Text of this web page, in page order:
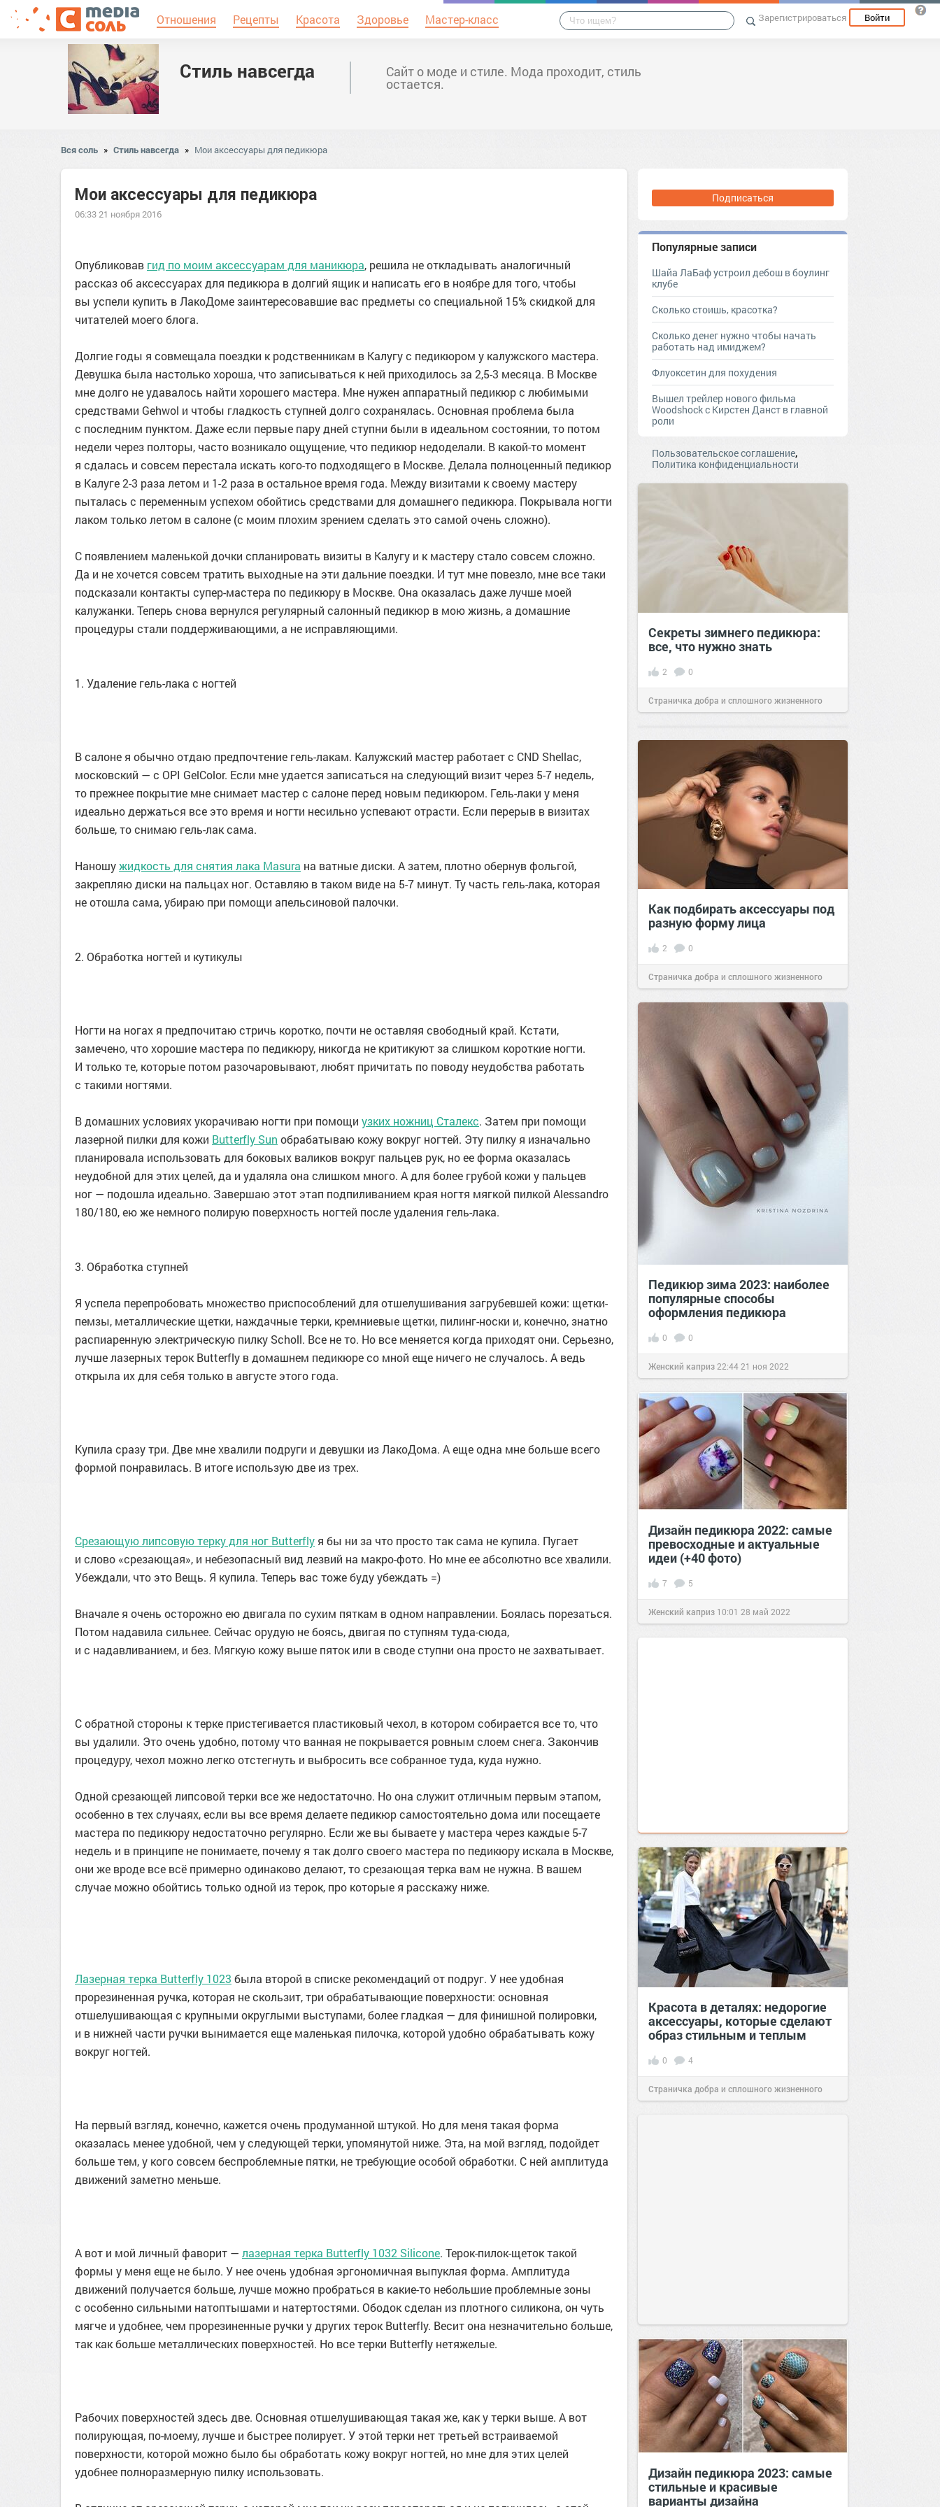
Отношения Рецепты Красота Здоровье Мастер-класс Зарегистрироваться Войти
Стиль навсегда Сайт о моде и стиле. Мода проходит, стиль
остается.
Вся соль » Стиль навсегда » Мои аксессуары для педикюра
Мои аксессуары для педикюра
06:33 21 ноября 2016
Опубликовав гид по моим аксессуарам для маникюра, решила не откладывать аналогичный
рассказ об аксессуарах для педикюра в долгий ящик и написать его в ноябре для того, чтобы
вы успели купить в ЛакоДоме заинтересовавшие вас предметы cо специальной 15% скидкой для
читателей моего блога.
Долгие годы я совмещала поездки к родственникам в Калугу с педикюром у калужского мастера.
Девушка была настолько хороша, что записываться к ней приходилось за 2,5-3 месяца. В Москве
мне долго не удавалось найти хорошего мастера. Мне нужен аппаратный педикюр с любимыми
средствами Gehwol и чтобы гладкость ступней долго сохранялась. Основная проблема была
с последним пунктом. Даже если первые пару дней ступни были в идеальном состоянии, то потом
недели через полторы, часто возникало ощущение, что педикюр недоделали. В какой-то момент
я сдалась и совсем перестала искать кого-то подходящего в Москве. Делала полноценный педикюр
в Калуге 2-3 раза летом и 1-2 раза в остальное время года. Между визитами к своему мастеру
пыталась с переменным успехом обойтись средствами для домашнего педикюра. Покрывала ногти
лаком только летом в салоне (с моим плохим зрением сделать это самой очень сложно).
С появлением маленькой дочки спланировать визиты в Калугу и к мастеру стало совсем сложно.
Да и не хочется совсем тратить выходные на эти дальние поездки. И тут мне повезло, мне все таки
подсказали контакты супер-мастера по педикюру в Москве. Она оказалась даже лучше моей
калужанки. Теперь снова вернулся регулярный салонный педикюр в мою жизнь, а домашние
процедуры стали поддерживающими, а не исправляющими.
1. Удаление гель-лака с ногтей
В салоне я обычно отдаю предпочтение гель-лакам. Калужский мастер работает с CND Shellac,
московский — с OPI GelColor. Если мне удается записаться на следующий визит через 5-7 недель,
то прежнее покрытие мне снимает мастер с салоне перед новым педикюром. Гель-лаки у меня
идеально держаться все это время и ногти несильно успевают отрасти. Если перерыв в визитах
больше, то снимаю гель-лак сама.
Наношужидкость для снятия лака Masura на ватные диски. А затем, плотно обернув фольгой,
закрепляю диски на пальцах ног. Оставляю в таком виде на 5-7 минут. Ту часть гель-лака, которая
не отошла сама, убираю при помощи апельсиновой палочки.
2. Обработка ногтей и кутикулы
Ногти на ногах я предпочитаю стричь коротко, почти не оставляя свободный край. Кстати,
замечено, что хорошие мастера по педикюру, никогда не критикуют за слишком короткие ногти.
И только те, которые потом разочаровывают, любят причитать по поводу неудобства работать
с такими ногтями.
В домашних условиях укорачиваю ногти при помощи узких ножниц Сталекс. Затем при помощи
лазерной пилки для кожи Butterfly Sun обрабатываю кожу вокруг ногтей. Эту пилку я изначально
планировала использовать для боковых валиков вокруг пальцев рук, но ее форма оказалась
неудобной для этих целей, да и удаляла она слишком много. А для более грубой кожи у пальцев
ног — подошла идеально. Завершаю этот этап подпиливанием края ногтя мягкой пилкой Alessandro
180/180, ею же немного полирую поверхность ногтей после удаления гель-лака.
3. Обработка ступней
Я успела перепробовать множество приспособлений для отшелушивания загрубевшей кожи: щетки-
пемзы, металлические щетки, наждачные терки, кремниевые щетки, пилинг-носки и, конечно, знатно
распиаренную электрическую пилку Scholl. Все не то. Но все меняется когда приходят они. Серьезно,
лучше лазерных терок Butterfly в домашнем педикюре со мной еще ничего не случалось. А ведь
открыла их для себя только в августе этого года.
Купила сразу три. Две мне хвалили подруги и девушки из ЛакоДома. А еще одна мне больше всего
формой понравилась. В итоге использую две из трех.
Срезающую липсовую терку для ног Butterfly я бы ни за что просто так сама не купила. Пугает
и слово «срезающая», и небезопасный вид лезвий на макро-фото. Но мне ее абсолютно все хвалили.
Убеждали, что это Вещь. Я купила. Теперь вас тоже буду убеждать =)
Вначале я очень осторожно ею двигала по сухим пяткам в одном направлении. Боялась порезаться.
Потом надавила сильнее. Сейчас орудую не боясь, двигая по ступням туда-сюда,
и с надавливанием, и без. Мягкую кожу выше пяток или в своде ступни она просто не захватывает.
С обратной стороны к терке пристегивается пластиковый чехол, в котором собирается все то, что
вы удалили. Это очень удобно, потому что ванная не покрывается ровным слоем снега. Закончив
процедуру, чехол можно легко отстегнуть и выбросить все собранное туда, куда нужно.
Одной срезающей липсовой терки все же недостаточно. Но она служит отличным первым этапом,
особенно в тех случаях, если вы все время делаете педикюр самостоятельно дома или посещаете
мастера по педикюру недостаточно регулярно. Если же вы бываете у мастера через каждые 5-7
недель и в принципе не понимаете, почему я так долго своего мастера по педикюру искала в Москве,
они же вроде все всё примерно одинаково делают, то срезающая терка вам не нужна. В вашем
случае можно обойтись только одной из терок, про которые я расскажу ниже.
Лазерная терка Butterfly 1023 была второй в списке рекомендаций от подруг. У нее удобная
прорезиненная ручка, которая не скользит, три обрабатывающие поверхности: основная
отшелушивающая с крупными округлыми выступами, более гладкая — для финишной полировки,
и в нижней части ручки вынимается еще маленькая пилочка, которой удобно обрабатывать кожу
вокруг ногтей.
На первый взгляд, конечно, кажется очень продуманной штукой. Но для меня такая форма
оказалась менее удобной, чем у следующей терки, упомянутой ниже. Эта, на мой взгляд, подойдет
больше тем, у кого совсем беспроблемные пятки, не требующие особой обработки. С ней амплитуда
движений заметно меньше.
А вот и мой личный фаворит — лазерная терка Butterfly 1032 Silicone. Терок-пилок-щеток такой
формы у меня еще не было. У нее очень удобная эргономичная выпуклая форма. Амплитуда
движений получается больше, лучше можно пробраться в какие-то небольшие проблемные зоны
с особенно сильными натоптышами и натертостями. Ободок сделан из плотного силикона, он чуть
мягче и удобнее, чем прорезиненные ручки у других терок Butterfly. Весит она незначительно больше,
так как больше металлических поверхностей. Но все терки Butterfly нетяжелые.
Рабочих поверхностей здесь две. Основная отшелушивающая такая же, как у терки выше. А вот
полирующая, по-моему, лучше и быстрее полирует. У этой терки нет третьей встраиваемой
поверхности, которой можно было бы обработать кожу вокруг ногтей, но мне для этих целей
удобнее полноразмерную пилку использовать.
Подписаться
Популярные записи
Шайа ЛаБаф устроил дебош в боулинг
клубе
Сколько стоишь, красотка?
Сколько денег нужно чтобы начать
работать над имиджем?
Флуоксетин для похудения
Вышел трейлер нового фильма
Woodshock с Кирстен Данст в главной
роли
Пользовательское соглашение,
Политика конфиденциальности
Секреты зимнего педикюра:
все, что нужно знать
2 0
Страничка добра и сплошного жизненного
Как подбирать аксессуары под
разную форму лица
2 0
Страничка добра и сплошного жизненного
позитива!07:4024 ноя 2025
Педикюр зима 2023: наиболее
популярные способы
оформления педикюра
0 0
Женский каприз 22:44 21 ноя 2022
Дизайн педикюра 2022: самые
превосходные и актуальные
идеи (+40 фото)
7 5
Женский каприз 10:01 28 май 2022
Красота в деталях: недорогие
аксессуары, которые сделают
образ стильным и теплым
0 4
Страничка добра и сплошного жизненного
Дизайн педикюра 2023: самые
стильные и красивые
варианты дизайна